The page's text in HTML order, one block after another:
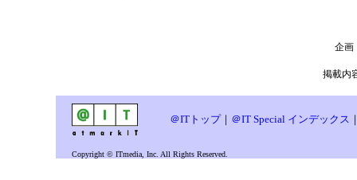
企画
掲載内
＠ITトップ｜ ＠IT Special インデックス
Copyright © ITmedia, Inc. All Rights Reserved.